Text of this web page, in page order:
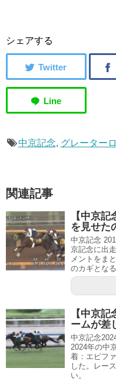
シェアする
中京記念, グレーター
関連記事
【中京
を見せた
中京記念
京記念に出
メントをま
のカギとなる
【中京
ームが差
中京記念
2024年の中
着：エピフ
した。レー
い。